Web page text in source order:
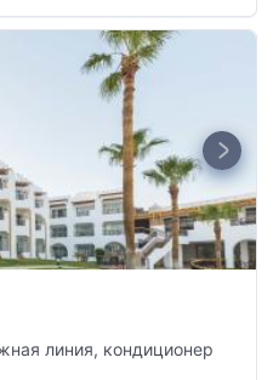
линия, кондиционер